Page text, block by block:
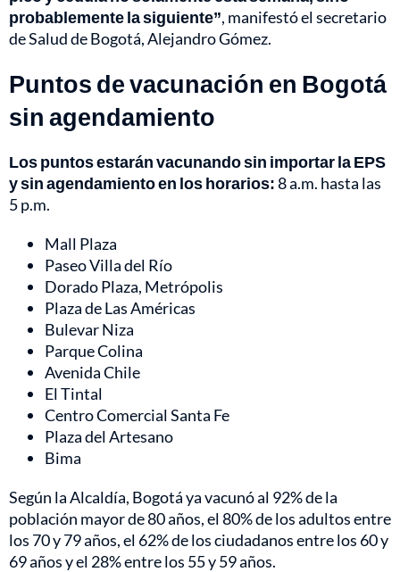
probablemente la siguiente”, manifestó el secretario
de Salud de Bogotá, Alejandro Gómez.
Puntos de vacunación en Bogotá
sin agendamiento
Los puntos estarán vacunando sin importar la EPS
y sin agendamiento en los horarios:8 a.m. hasta las
5 p.m.
Mall Plaza
Paseo Villa del Río
Dorado Plaza, Metrópolis
Plaza de Las Américas
Bulevar Niza
Parque Colina
Avenida Chile
El Tintal
Centro Comercial Santa Fe
Plaza del Artesano
Bima
Según la Alcaldía, Bogotá ya vacunó al 92% de la
población mayor de 80 años, el 80% de los adultos entre
los 70 y 79 años, el 62% de los ciudadanos entre los 60 y
69 años y el 28% entre los 55 y 59 años.